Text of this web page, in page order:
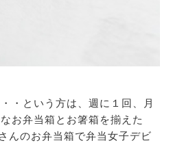
・という方は、週に１回、月
お弁当箱とお箸箱を揃えた
んのお弁当箱で弁当女子デビ